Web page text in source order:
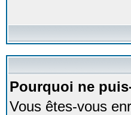
Pourquoi ne
Vous êtes-vous